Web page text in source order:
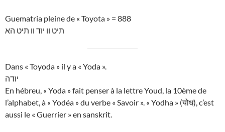
Guematria pleine de « Toyota » = 888
תיט וו יוד וו תיט הא
Dans « Toyoda » il y a « Yoda ».
יודה
En hébreu, « Yoda » fait penser à la lettre Youd, la 10ème de
l’alphabet, à « Yodéa » du verbe « Savoir ». « Yodha » (योध), c’est
aussi le « Guerrier » en sanskrit.